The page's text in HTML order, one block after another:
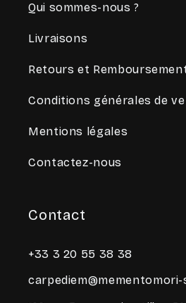
Qui sommes-nous ?
Livraisons
Retours et
Conditions générales de
Mentions légales
Contactez-nous
Contact
+33 3 20 55 38 38